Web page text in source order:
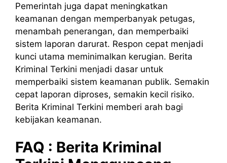
Pemerintah juga dapat meningkatkan
keamanan dengan memperbanyak petugas,
menambah penerangan, dan memperbaiki
sistem laporan darurat. Respon cepat menjadi
kunci utama meminimalkan kerugian. Berita
Kriminal Terkini menjadi dasar untuk
memperbaiki sistem keamanan publik. Semakin
cepat laporan diproses, semakin kecil risiko.
Berita Kriminal Terkini memberi arah bagi
kebijakan keamanan.
FAQ : Berita Kriminal